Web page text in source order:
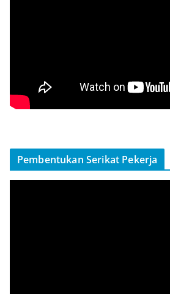
Pembentukan Serikat Pekerja